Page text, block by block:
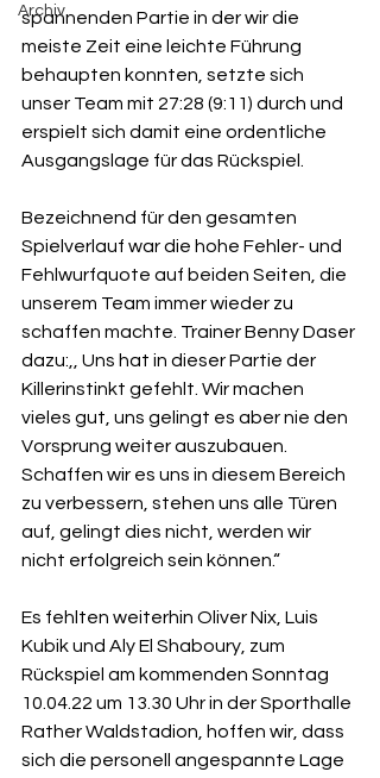
Archiv
spannenden Partie in der wir die
meiste Zeit eine leichte Führung
behaupten konnten, setzte sich
unser Team mit 27:28 (9:11) durch und
erspielt sich damit eine ordentliche
Ausgangslage für das Rückspiel.
Bezeichnend für den gesamten
Spielverlauf war die hohe Fehler- und
Fehlwurfquote auf beiden Seiten, die
unserem Team immer wieder zu
schaffen machte. Trainer Benny Daser
dazu:,, Uns hat in dieser Partie der
Killerinstinkt gefehlt. Wir machen
vieles gut, uns gelingt es aber nie den
Vorsprung weiter auszubauen.
Schaffen wir es uns in diesem Bereich
zu verbessern, stehen uns alle Türen
auf, gelingt dies nicht, werden wir
nicht erfolgreich sein können.“
Es fehlten weiterhin Oliver Nix, Luis
Kubik und Aly El Shaboury, zum
Rückspiel am kommenden Sonntag
10.04.22 um 13.30 Uhr in der Sporthalle
Rather Waldstadion, hoffen wir, dass
sich die personell angespannte Lage